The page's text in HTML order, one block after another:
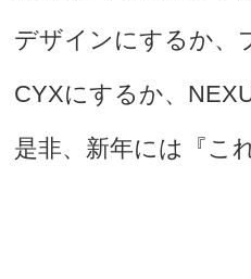
デザインにするか、
CYXにするか、
是非、新年には『こ